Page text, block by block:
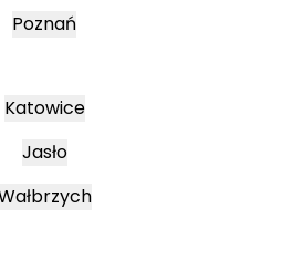
Poznań
Katowice
Jasło